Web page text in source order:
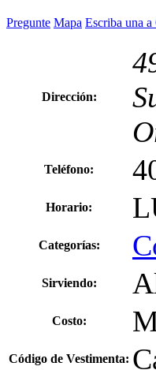
Pregunte Mapa Escriba una a
Dirección:
Teléfono:
Horario:
Categorías:
Sirviendo:
Costo:
Código de Vestimenta: